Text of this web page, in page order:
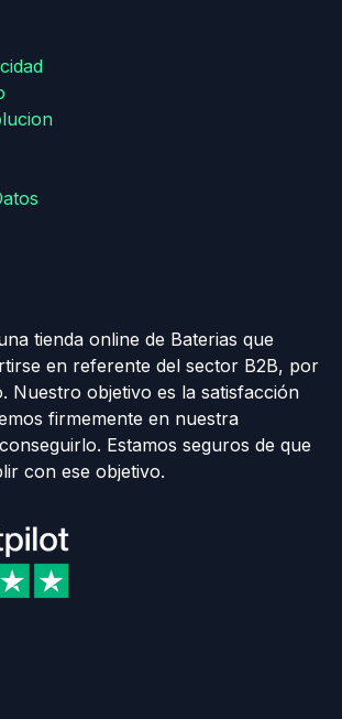
tienda online de Baterias que
en referente del sector B2B, por
Nuestro objetivo es la satisfacción
firmemente en nuestra
Estamos seguros de que
con ese objetivo.